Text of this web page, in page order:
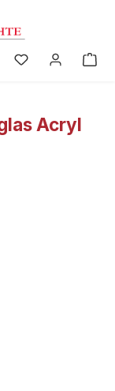
Acryl